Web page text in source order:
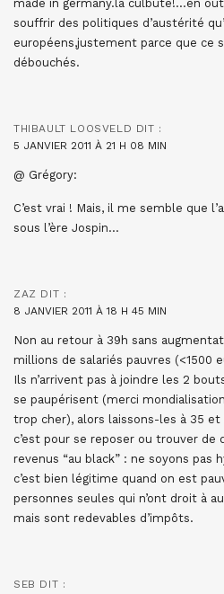
made in germany.la culbute!…en
souffrir des politiques d’austérité
européens,justement parce que ce
débouchés.
THIBAULT LOOSVELD DIT :
5 JANVIER 2011 À 21 H 08 MIN
@ Grégory:
C’est vrai ! Mais, il me semble que
sous l’ère Jospin…
ZAZ DIT :
8 JANVIER 2011 À 18 H 45 MIN
Non au retour à 39h sans
millions de salariés pauvres (<1500
Ils n’arrivent pas à joindre les 2
se paupérisent (merci
trop cher), alors laissons-les à 35
c’est pour se reposer ou trouver de
revenus “au black” : ne soyons pas
c’est bien légitime quand on est
personnes seules qui n’ont droit à
mais sont redevables d’impôts.
SEB DIT :